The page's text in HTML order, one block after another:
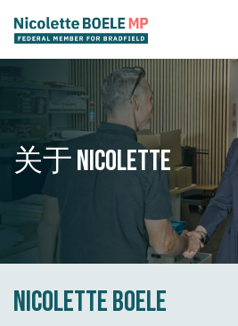
关于 Nicolette
Nicolette Boele